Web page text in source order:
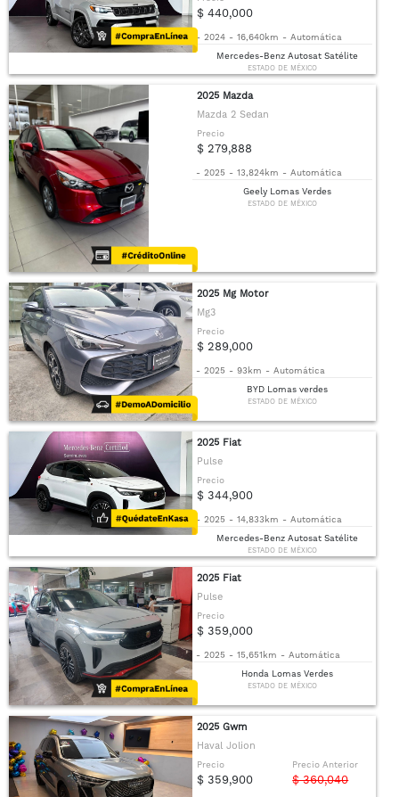
$ 440,000
- 2024 - 16,640km - Automática
Mercedes-Benz Autosat Satélite
ESTADO DE MÉXICO
2025 Mazda
Mazda 2 Sedan
Precio
$ 279,888
- 2025 - 13,824km - Automática
Geely Lomas Verdes
ESTADO DE MÉXICO
2025 Mg Motor
Mg3
Precio
$ 289,000
- 2025 - 93km - Automática
BYD Lomas verdes
ESTADO DE MÉXICO
2025 Fiat
Pulse
Precio
$ 344,900
- 2025 - 14,833km - Automática
Mercedes-Benz Autosat Satélite
ESTADO DE MÉXICO
2025 Fiat
Pulse
Precio
$ 359,000
- 2025 - 15,651km - Automática
Honda Lomas Verdes
ESTADO DE MÉXICO
2025 Gwm
Haval Jolion
Precio
$ 359,900
Precio Anterior
$ 360,040